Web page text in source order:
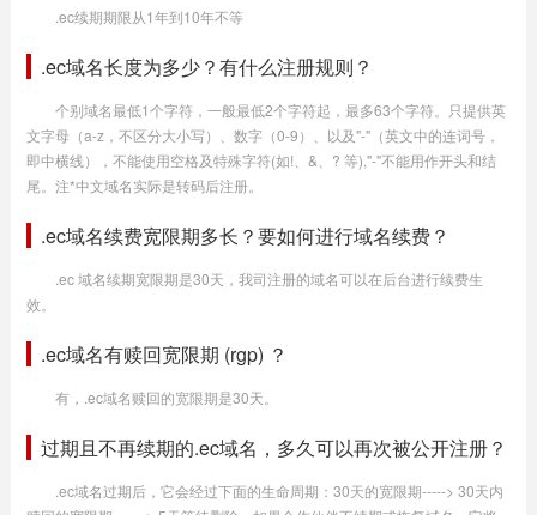
.ec续期期限从1年到10年不等
.ec域名长度为多少？有什么注册规则？
个别域名最低1个字符，一般最低2个字符起，最多63个字符。只提供英
文字母（a-z，不区分大小写）、数字（0-9）、以及"-"（英文中的连词号，
即中横线），不能使用空格及特殊字符(如!、&、? 等),"-"不能用作开头和结
尾。注*中文域名实际是转码后注册。
.ec域名续费宽限期多长？要如何进行域名续费？
.ec 域名续期宽限期是30天，我司注册的域名可以在后台进行续费生
效。
.ec域名有赎回宽限期 (rgp) ？
有，.ec域名赎回的宽限期是30天。
过期且不再续期的.ec域名，多久可以再次被公开注册？
.ec域名过期后，它会经过下面的生命周期：30天的宽限期-----> 30天内